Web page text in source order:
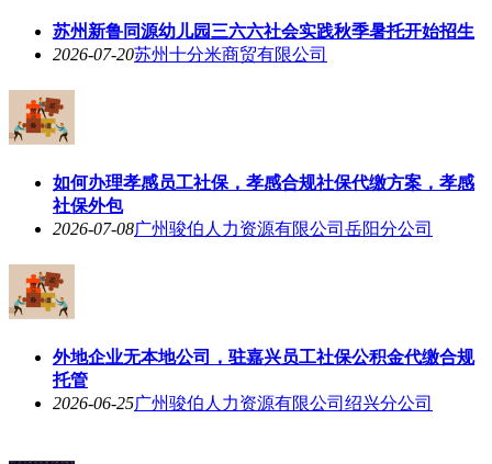
苏州新鲁同源幼儿园三六六社会实践秋季暑托开始招生
2026-07-20苏州十分米商贸有限公司
如何办理孝感员工社保，孝感合规社保代缴方案，孝感
社保外包
2026-07-08广州骏伯人力资源有限公司岳阳分公司
外地企业无本地公司，驻嘉兴员工社保公积金代缴合规
托管
2026-06-25广州骏伯人力资源有限公司绍兴分公司